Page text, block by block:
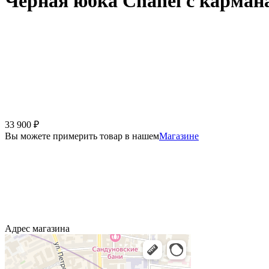
33 900 ₽
Вы можете примерить товар в нашемМагазине
Адрес магазина